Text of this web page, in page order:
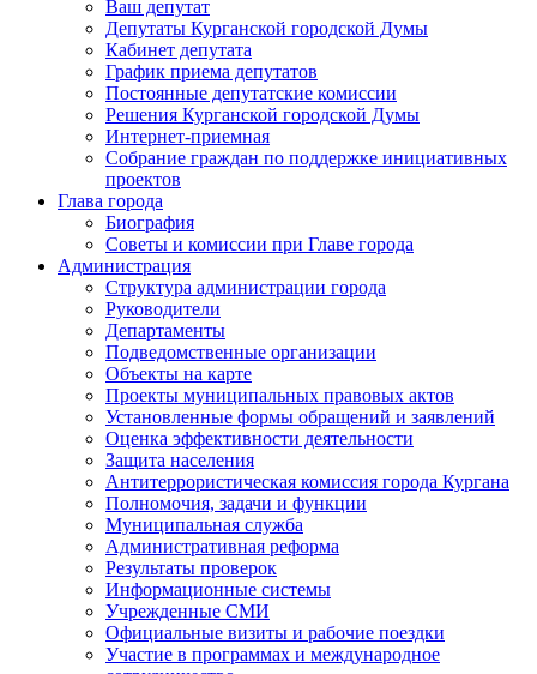
Ваш депутат
Депутаты Курганской городской Думы
Кабинет депутата
График приема депутатов
Постоянные депутатские комиссии
Решения Курганской городской Думы
Интернет-приемная
Собрание граждан по поддержке инициативных
проектов
Глава города
Биография
Советы и комиссии при Главе города
Администрация
Структура администрации города
Руководители
Департаменты
Подведомственные организации
Объекты на карте
Проекты муниципальных правовых актов
Установленные формы обращений и заявлений
Оценка эффективности деятельности
Защита населения
Антитеррористическая комиссия города Кургана
Полномочия, задачи и функции
Муниципальная служба
Административная реформа
Результаты проверок
Информационные системы
Учрежденные СМИ
Официальные визиты и рабочие поездки
Участие в программах и международное